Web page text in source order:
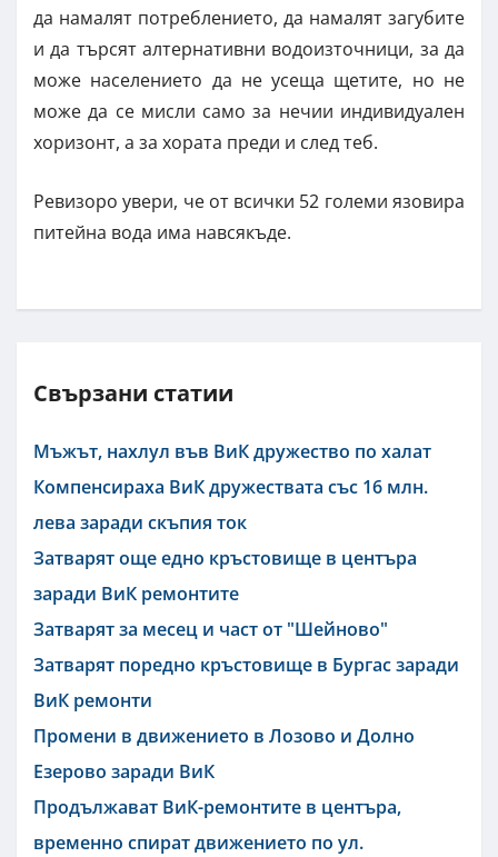
да намалят потреблението, да намалят загубите
и да търсят алтернативни водоизточници, за да
може населението да не усеща щетите, но не
може да се мисли само за нечии индивидуален
хоризонт, а за хората преди и след теб.
Ревизоро увери, че от всички 52 големи язовира
питейна вода има навсякъде.
Свързани статии
Мъжът, нахлул във ВиК дружество по халат
Компенсираха ВиК дружествата със 16 млн.
лева заради скъпия ток
Затварят още едно кръстовище в центъра
заради ВиК ремонтите
Затварят за месец и част от "Шейново"
Затварят поредно кръстовище в Бургас заради
ВиК ремонти
Промени в движението в Лозово и Долно
Езерово заради ВиК
Продължават ВиК-ремонтите в центъра,
временно спират движението по ул.